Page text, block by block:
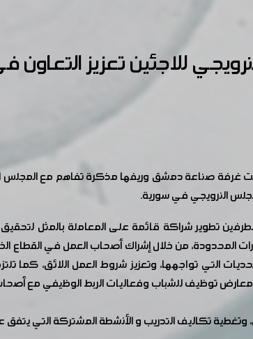
للاجئين تعزيز التعاون
غرفة صناعة دمشق وريفها مذكرة تفاهم مع المجلس
النرويجي في سورية.
تطوير شراكة قائمة على المعاملة بالمثل
المحدودة، من خلال إشراك أصحاب العمل في القطاع
التي تواجهها، وتعزيز شروط العمل اللائق، كما
توظيف للشباب وفعاليات الربط الوظيفي مع
تكاليف التدريب و الأنشطة المشتركة التي يتفق